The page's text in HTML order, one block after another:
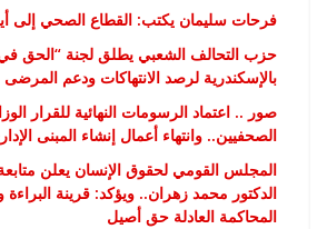
فرحات سليمان يكتب: القطاع الصحي إلى
حزب التحالف الشعبي يطلق لجنة “الحق
بالإسكندرية لرصد الانتهاكات ودعم المرضى
صور .. اعتماد الرسومات النهائية للقرار
الصحفيين.. وانتهاء أعمال إنشاء المبنى
المجلس القومي لحقوق الإنسان يعلن
الدكتور محمد زهران.. ويؤكد: قرينة
المحاكمة العادلة حق أصيل